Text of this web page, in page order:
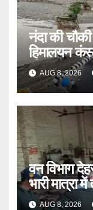
नंदा की
हिमालयन
भी एक्शन
AUG 8, 2026
वन विभाग
भारी मात्रा
AUG 8, 2026